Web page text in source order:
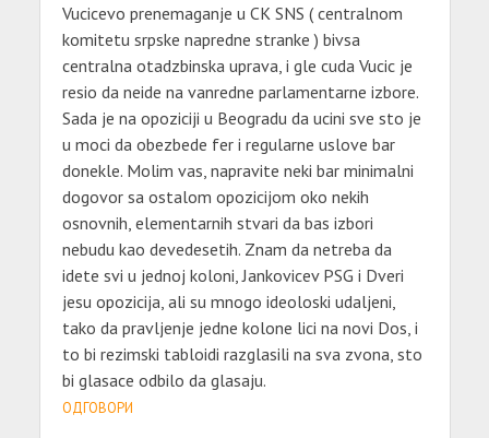
Vucicevo prenemaganje u CK SNS ( centralnom
komitetu srpske napredne stranke ) bivsa
centralna otadzbinska uprava, i gle cuda Vucic je
resio da neide na vanredne parlamentarne izbore.
Sada je na opoziciji u Beogradu da ucini sve sto je
u moci da obezbede fer i regularne uslove bar
donekle. Molim vas, napravite neki bar minimalni
dogovor sa ostalom opozicijom oko nekih
osnovnih, elementarnih stvari da bas izbori
nebudu kao devedesetih. Znam da netreba da
idete svi u jednoj koloni, Jankovicev PSG i Dveri
jesu opozicija, ali su mnogo ideoloski udaljeni,
tako da pravljenje jedne kolone lici na novi Dos, i
to bi rezimski tabloidi razglasili na sva zvona, sto
bi glasace odbilo da glasaju.
ОДГОВОРИ